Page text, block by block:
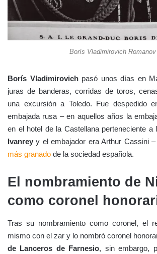
Borís Vladimirovich Romanov
Borís Vladimirovichpasó unos días en
juras de banderas, corridas de toros,
una excursión a Toledo. Fue despedido
embajada rusa – en aquellos años la
en el hotel de la Castellana perteneciente a
Ivanrey y el embajador era Arthur Cassini
más granado de la sociedad española.
El nombramiento de
como coronel
Tras su nombramiento como coronel, el
mismo con el zar y lo nombró coronel
de Lanceros de Farnesio, sin embargo,